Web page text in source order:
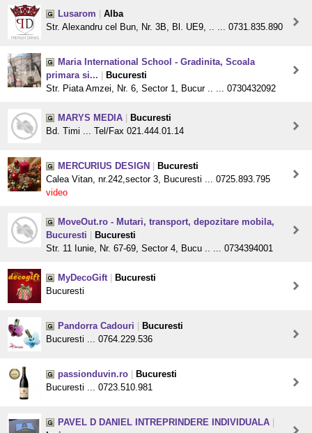
Lusarom
Alba
Str. Alexandru cel Bun, Nr. 3B, Bl. UE9, .. ... 0731.835.890
Maria International School - Gradinita, Scoala
primara si...
Bucuresti
Str. Piata Amzei, Nr. 6, Sector 1, Bucur .. ... 0730432092
MARYS MEDIA
Bucuresti
Bd. Timi ... Tel/Fax 021.444.01.14
MERCURIUS DESIGN
Bucuresti
Calea Vitan, nr.242,sector 3, Bucuresti ... 0725.893.795
video
MoveOut.ro - Mutari, transport, depozitare mobila,
Bucuresti
Bucuresti
Str. 11 Iunie, Nr. 67-69, Sector 4, Bucu .. ... 0734394001
MyDecoGift
Bucuresti
Bucuresti
Pandorra Cadouri
Bucuresti
Bucuresti ... 0764.229.536
passionduvin.ro
Bucuresti
Bucuresti ... 0723.510.981
PAVEL D DANIEL INTREPRINDERE INDIVIDUALA